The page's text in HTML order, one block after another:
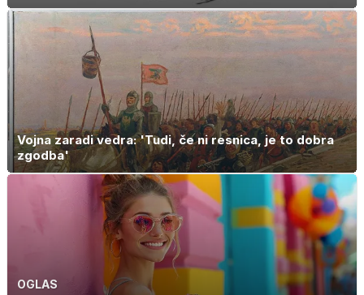
Vojna zaradi vedra: 'Tudi, če ni resnica, je to dobra
zgodba'
OGLAS